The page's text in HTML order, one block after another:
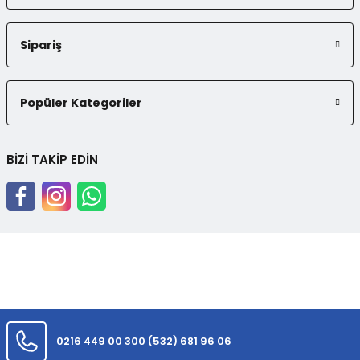
Sipariş
Popüler Kategoriler
BİZİ TAKİP EDİN
0216 449 00 300 (532) 681 96 06